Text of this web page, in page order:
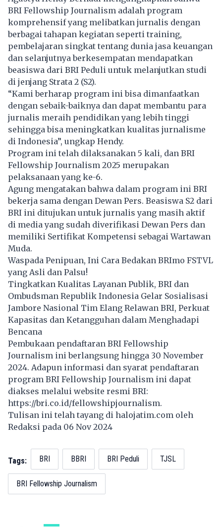
BRI Fellowship Journalism adalah program
komprehensif yang melibatkan jurnalis dengan
berbagai tahapan kegiatan seperti training,
pembelajaran singkat tentang dunia jasa keuangan
dan selanjutnya berkesempatan mendapatkan
beasiswa dari BRI Peduli untuk melanjutkan studi
di jenjang Strata 2 (S2).
“Kami berharap program ini bisa dimanfaatkan
dengan sebaik-baiknya dan dapat membantu para
jurnalis meraih pendidikan yang lebih tinggi
sehingga bisa meningkatkan kualitas jurnalisme
di Indonesia”, ungkap Hendy.
Program ini telah dilaksanakan 5 kali, dan BRI
Fellowship Journalism 2025 merupakan
pelaksanaan yang ke-6.
Agung mengatakan bahwa dalam program ini BRI
bekerja sama dengan Dewan Pers. Beasiswa S2 dari
BRI ini ditujukan untuk jurnalis yang masih aktif
di media yang sudah diverifikasi Dewan Pers dan
memiliki Sertifikat Kompetensi sebagai Wartawan
Muda.
Waspada Penipuan, Ini Cara Bedakan BRImo FSTVL
yang Asli dan Palsu!
Tingkatkan Kualitas Layanan Publik, BRI dan
Ombudsman Republik Indonesia Gelar Sosialisasi
Jambore Nasional Tim Elang Relawan BRI, Perkuat
Kapasitas dan Ketangguhan dalam Menghadapi
Bencana
Pembukaan pendaftaran BRI Fellowship
Journalism ini berlangsung hingga 30 November
2024. Adapun informasi dan syarat pendaftaran
program BRI Fellowship Journalism ini dapat
diakses melalui website resmi BRI:
https://bri.co.id/fellowshipjournalism.
Tulisan ini telah tayang di halojatim.com oleh
Redaksi pada 06 Nov 2024
Tags: BRI BBRI BRI Peduli TJSL
BRI Fellowship Journalism